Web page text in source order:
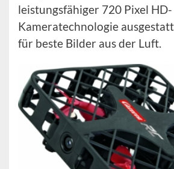
leistungsfähiger 720 Pixel HD-
Kameratechnologie
für beste Bilder aus der Luft.